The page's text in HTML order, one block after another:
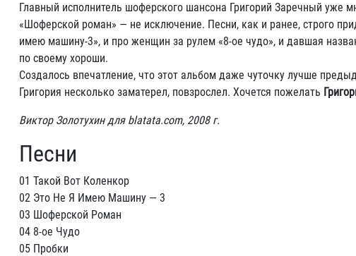
Главный исполнитель шоферского шансона Григорий Заречный уже
«Шоферской роман» — не исключение. Песни, как и ранее, строго
имею машину-3», и про женщин за рулем «8-ое чудо», и давшая
по своему хороши.
Создалось впечатление, что этот альбом даже чуточку лучше
Григория несколько заматерел, повзрослел. Хочется пожелать
Виктор Золотухин для blatata.com, 2008 г.
Песни
01 Такой Вот Коленкор
02 Это Не Я Имею Машину — 3
03 Шоферской Роман
04 8-ое Чудо
05 Пробки